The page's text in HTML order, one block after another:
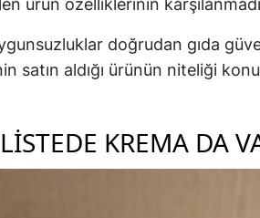
ürün özelliklerinin
doğrudan gıda
satın aldığı ürünün niteliği
KREMA DA